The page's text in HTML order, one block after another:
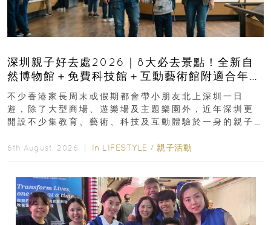
深圳親子好去處2026｜8大必去景點！全新自
然博物館＋免費科技館＋互動藝術館附適合年
齡、交通、門票、開放時間
不少香港家長周末或假期都會帶小朋友北上深圳一日
遊，除了大型商場、遊樂場及主題樂園外，近年深圳更
開設不少集教育、藝術、科技及互動體驗於一身的親子
6th August, 2026 ｜ In LIFESTYLE / 親子活動